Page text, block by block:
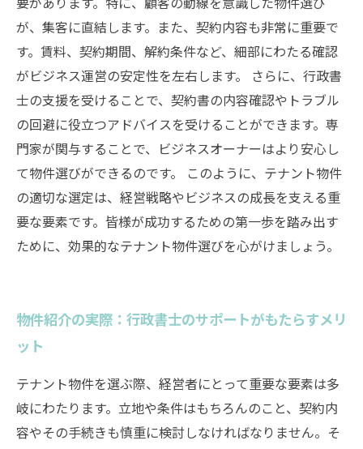
が、集客に直結します。また、契約内容も非常に重要で
す。賃料、契約期間、解約条件など、細部にわたる確認
がビジネス運営の安定性を左右します。 さらに、行政書
士の支援を受けることで、契約書の内容確認やトラブル
の回避に役立つアドバイスを受けることができます。専
門家が関与することで、ビジネスオーナーはより安心し
て物件選びができるのです。 このように、テナント物件
の適切な選定は、経営戦略やビジネスの成長を支える重
要な要素です。皆様が成功するための第一歩を踏み出す
ために、効果的なテナント物件選びを心がけましょう。
物件紹介の実際：行政書士のサポートがもたらすメリ
ット
テナント物件を選ぶ際、経営者にとって重要な要素は多
岐にわたります。立地や条件はもちろんのこと、契約内
容やその手続きも慎重に検討しなければなりません。そ